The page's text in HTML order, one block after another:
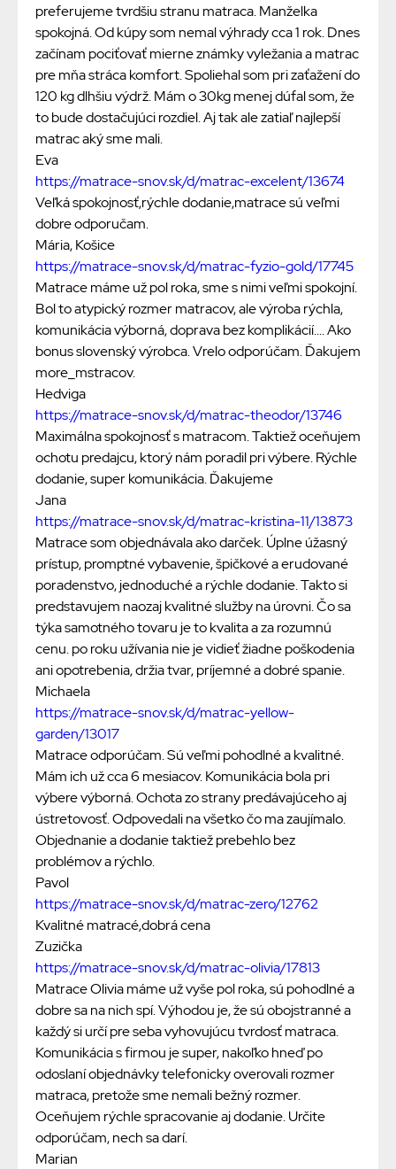
preferujeme tvrdšiu stranu matraca. Manželka
spokojná. Od kúpy som nemal výhrady cca 1 rok. Dnes
začínam pociťovať mierne známky vyležania a matrac
pre mňa stráca komfort. Spoliehal som pri zaťažení do
120 kg dlhšiu výdrž. Mám o 30kg menej dúfal som, že
to bude dostačujúci rozdiel. Aj tak ale zatiaľ najlepší
matrac aký sme mali.
Eva
https://matrace-snov.sk/d/matrac-excelent/13674
Veľká spokojnosť,rýchle dodanie,matrace sú veľmi
dobre odporučam.
Mária, Košice
https://matrace-snov.sk/d/matrac-fyzio-gold/17745
Matrace máme už pol roka, sme s nimi veľmi spokojní.
Bol to atypický rozmer matracov, ale výroba rýchla,
komunikácia výborná, doprava bez komplikácií.... Ako
bonus slovenský výrobca. Vrelo odporúčam. Ďakujem
more_mstracov.
Hedviga
https://matrace-snov.sk/d/matrac-theodor/13746
Maximálna spokojnosť s matracom. Taktiež oceňujem
ochotu predajcu, ktorý nám poradil pri výbere. Rýchle
dodanie, super komunikácia. Ďakujeme
Jana
https://matrace-snov.sk/d/matrac-kristina-11/13873
Matrace som objednávala ako darček. Úplne úžasný
prístup, promptné vybavenie, špičkové a erudované
poradenstvo, jednoduché a rýchle dodanie. Takto si
predstavujem naozaj kvalitné služby na úrovni. Čo sa
týka samotného tovaru je to kvalita a za rozumnú
cenu. po roku užívania nie je vidieť žiadne poškodenia
ani opotrebenia, držia tvar, príjemné a dobré spanie.
Michaela
https://matrace-snov.sk/d/matrac-yellow-
garden/13017
Matrace odporúčam. Sú veľmi pohodlné a kvalitné.
Mám ich už cca 6 mesiacov. Komunikácia bola pri
výbere výborná. Ochota zo strany predávajúceho aj
ústretovosť. Odpovedali na všetko čo ma zaujímalo.
Objednanie a dodanie taktiež prebehlo bez
problémov a rýchlo.
Pavol
https://matrace-snov.sk/d/matrac-zero/12762
Kvalitné matracé,dobrá cena
Zuzička
https://matrace-snov.sk/d/matrac-olivia/17813
Matrace Olivia máme už vyše pol roka, sú pohodlné a
dobre sa na nich spí. Výhodou je, že sú obojstranné a
každý si určí pre seba vyhovujúcu tvrdosť matraca.
Komunikácia s firmou je super, nakoľko hneď po
odoslaní objednávky telefonicky overovali rozmer
matraca, pretože sme nemali bežný rozmer.
Oceňujem rýchle spracovanie aj dodanie. Určite
odporúčam, nech sa darí.
Marian